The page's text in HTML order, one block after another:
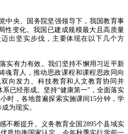
中央、国务院坚强领导下，我国教育事
性变化。我国已建成规模最大且高质量
出坚实步伐，主要体现在以下几个方
实有力有效。我们坚持不懈用习近平新
魂育人，推动思政课程和课程思政同向
向发力、科技教育和人文教育协同并
已经形成。坚持“健康第一”，全面落实
时，各地普遍探索实施课间15分钟，学
为现实。
不断提升。义务教育全国2895个县域实